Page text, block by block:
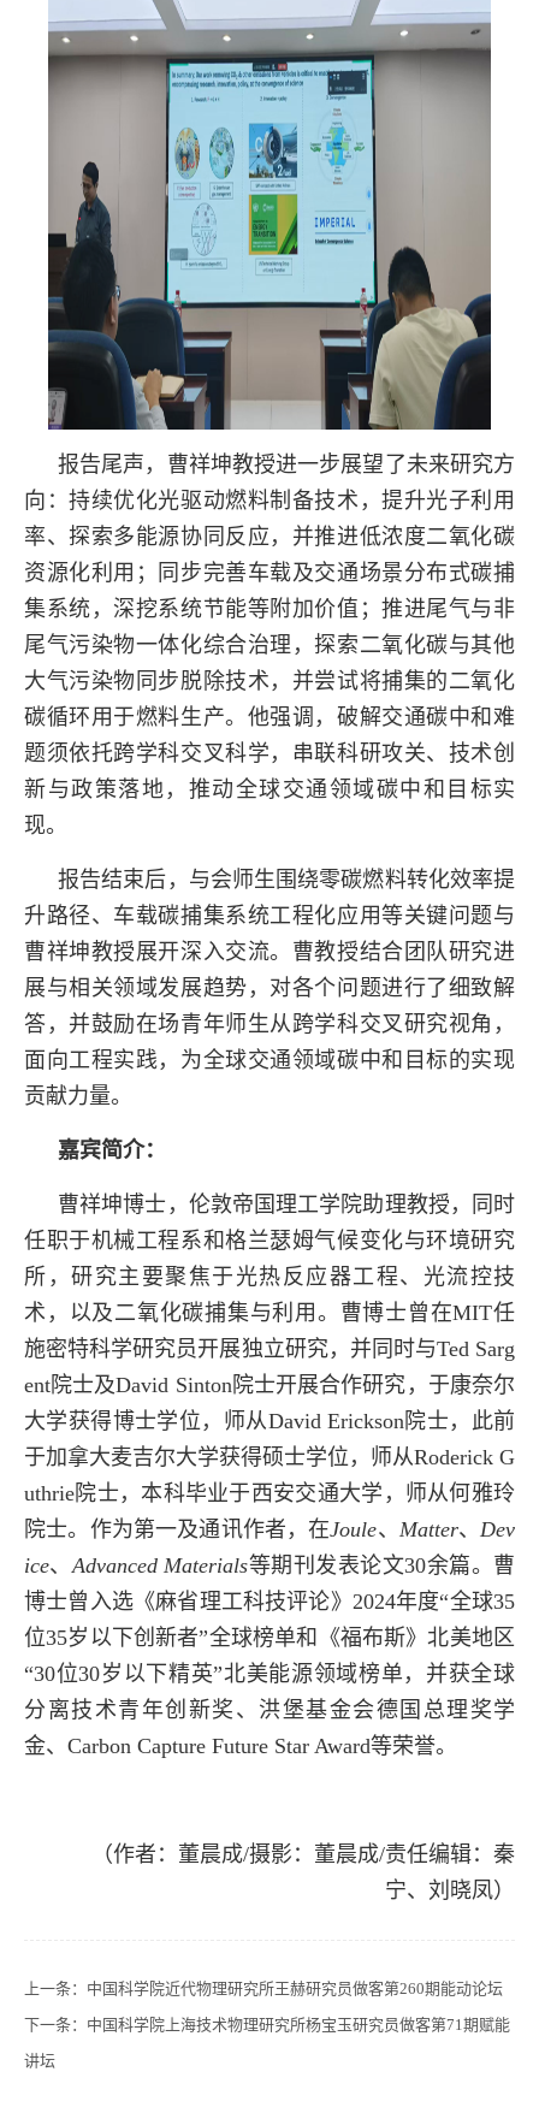
报告尾声，曹祥坤教授进一步展望了未来研究方
向：持续优化光驱动燃料制备技术，提升光子利用
率、探索多能源协同反应，并推进低浓度二氧化碳
资源化利用；同步完善车载及交通场景分布式碳捕
集系统，深挖系统节能等附加价值；推进尾气与非
尾气污染物一体化综合治理，探索二氧化碳与其他
大气污染物同步脱除技术，并尝试将捕集的二氧化
碳循环用于燃料生产。他强调，破解交通碳中和难
题须依托跨学科交叉科学，串联科研攻关、技术创
新与政策落地，推动全球交通领域碳中和目标实
现。
报告结束后，与会师生围绕零碳燃料转化效率提
升路径、车载碳捕集系统工程化应用等关键问题与
曹祥坤教授展开深入交流。曹教授结合团队研究进
展与相关领域发展趋势，对各个问题进行了细致解
答，并鼓励在场青年师生从跨学科交叉研究视角，
面向工程实践，为全球交通领域碳中和目标的实现
贡献力量。
嘉宾简介：
曹祥坤博士，伦敦帝国理工学院助理教授，同时
任职于机械工程系和格兰瑟姆气候变化与环境研究
所，研究主要聚焦于光热反应器工程、光流控技
术，以及二氧化碳捕集与利用。曹博士曾在MIT任
施密特科学研究员开展独立研究，并同时与Ted Sarg
ent院士及David Sinton院士开展合作研究，于康奈尔
大学获得博士学位，师从David Erickson院士，此前
于加拿大麦吉尔大学获得硕士学位，师从Roderick G
uthrie院士，本科毕业于西安交通大学，师从何雅玲
院士。作为第一及通讯作者，在Joule、 Matter、Dev
ice、Advanced Materials等期刊发表论文30余篇。曹
博士曾入选《麻省理工科技评论》2024年度“全球35
位35岁以下创新者”全球榜单和《福布斯》北美地区
“30位30岁以下精英”北美能源领域榜单，并获全球
分离技术青年创新奖、洪堡基金会德国总理奖学
金、Carbon Capture Future Star Award等荣誉。
（作者：董晨成/摄影：董晨成/责任编辑：秦
宁、刘晓凤）
上一条： 中国科学院近代物理研究所王赫研究员做客第260期能动论坛
下一条： 中国科学院上海技术物理研究所杨宝玉研究员做客第71期赋能
讲坛